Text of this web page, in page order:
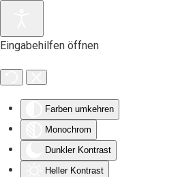
Eingabehilfen öffnen
Farben umkehren
Monochrom
Dunkler Kontrast
Heller Kontrast
Zum Hauptinhalt springen